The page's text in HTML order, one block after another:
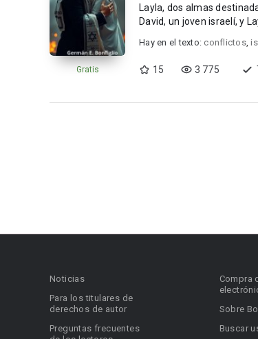
Gratis
Layla, dos almas
David, un joven israelí, y
Hay en el texto: conflictos,
15 3 775
Noticias
Para los titulares de
derechos de autor
Preguntas frecuentes
Compra
Sobre
Buscar